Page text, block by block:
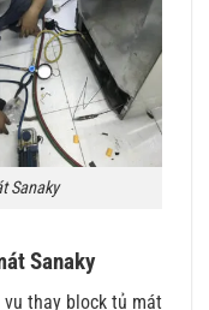
Sanaky
Sanaky
thay block tủ mát